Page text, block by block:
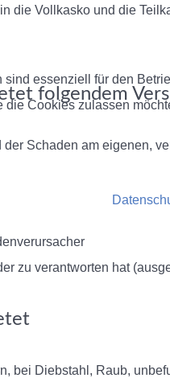
die Vollkasko und die
folgendem
Schaden am eigenen,
zu verantworten hat
bei Diebstahl, Raub,
essenziell für den
Cookies zulassen